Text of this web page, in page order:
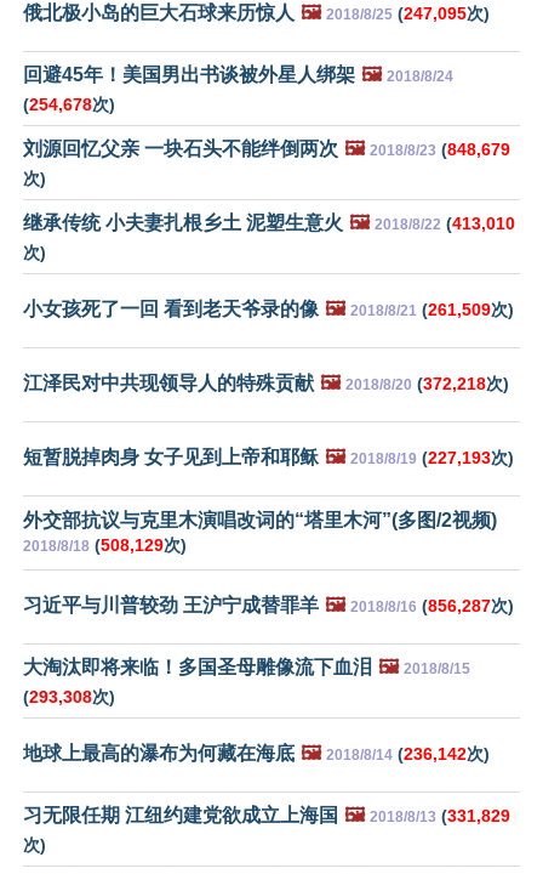
俄北极小岛的巨大石球来历惊人 🖼️ 2018/8/25 (247,095次)
回避45年！美国男出书谈被外星人绑架 🖼️ 2018/8/24
(254,678次)
刘源回忆父亲 一块石头不能绊倒两次 🖼️ 2018/8/23 (848,679
次)
继承传统 小夫妻扎根乡土 泥塑生意火 🖼️ 2018/8/22 (413,010
次)
小女孩死了一回 看到老天爷录的像 🖼️ 2018/8/21 (261,509次)
江泽民对中共现领导人的特殊贡献 🖼️ 2018/8/20 (372,218次)
短暂脱掉肉身 女子见到上帝和耶稣 🖼️ 2018/8/19 (227,193次)
外交部抗议与克里木演唱改词的“塔里木河”(多图/2视频)
2018/8/18 (508,129次)
习近平与川普较劲 王沪宁成替罪羊 🖼️ 2018/8/16 (856,287次)
大淘汰即将来临！多国圣母雕像流下血泪 🖼️ 2018/8/15
(293,308次)
地球上最高的瀑布为何藏在海底 🖼️ 2018/8/14 (236,142次)
习无限任期 江纽约建党欲成立上海国 🖼️ 2018/8/13 (331,829
次)